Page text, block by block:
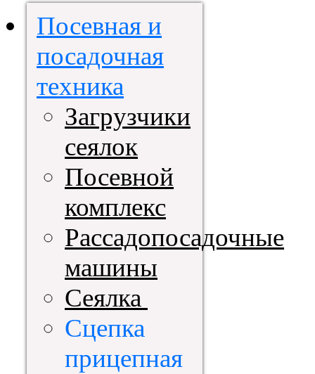
Посевная и
посадочная
техника
Загрузчики
сеялок
Посевной
комплекс
Рассадопосадочные
машины
Сеялка
Сцепка
прицепная